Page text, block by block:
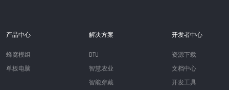
产品中心
蜂窝模组
单板电脑
解决方案
DTU
智慧农业
智能穿戴
开发者中心
资源下载
文档中心
开发工具